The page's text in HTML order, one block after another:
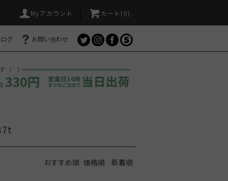
Myアカウント カート( 0)
グ お問い合わせ
おすすめ順 価格順 新着順